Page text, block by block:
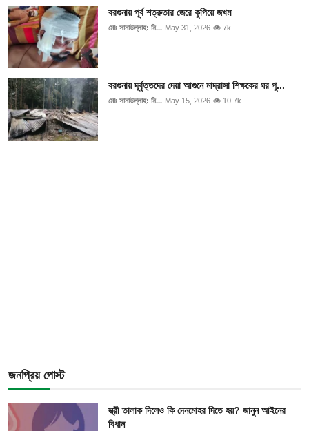
আইনি পরামর্শের
চাকরি
বরগুনায় পূর্ব শত্রুতার জেরে কুপিয়ে জখম
মোঃ সানাউল্লাহ: নি... May 31, 2026 7k
বরগুনায় দূর্বৃত্তদের দেয়া আগুনে মাদ্রাসা শিক্ষকের ঘর পু...
মোঃ সানাউল্লাহ: নি... May 15, 2026 10.7k
জনপ্রিয় পোস্ট
স্ত্রী তালাক দিলেও কি দেনমোহর দিতে হয়? জানুন আইনের
বিধান